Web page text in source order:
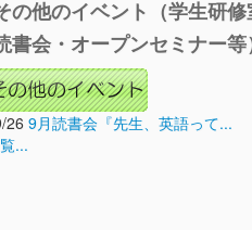
の他のイベント（学生研修
書会・オープンセミナー等
26 9月読書会『先生、英語って...
...